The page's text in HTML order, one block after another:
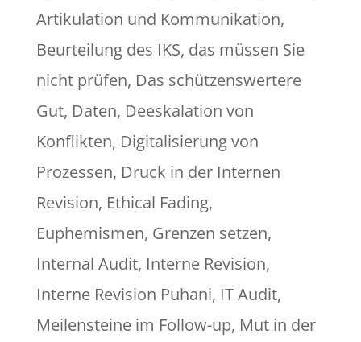
Artikulation und Kommunikation,
Beurteilung des IKS, das müssen Sie
nicht prüfen, Das schützenswertere
Gut, Daten, Deeskalation von
Konflikten, Digitalisierung von
Prozessen, Druck in der Internen
Revision, Ethical Fading,
Euphemismen, Grenzen setzen,
Internal Audit, Interne Revision,
Interne Revision Puhani, IT Audit,
Meilensteine im Follow-up, Mut in der